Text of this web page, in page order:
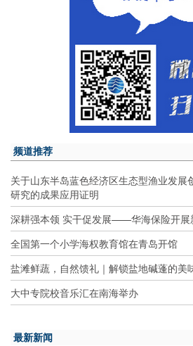
频道推荐
关于山东半岛蓝色经济区生态型渔业发展
研究的成果应用证明
深耕强本领 实干促发展——华海保险开展
全国第一个小学海权教育馆在青岛开馆
盐滩鲜蔬，自然馈礼｜解锁盐地碱蓬的美
大中专院校音乐汇在南海举办
最新新闻